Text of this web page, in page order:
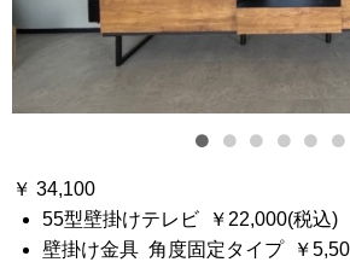
￥ 34,100
55型壁掛けテレビ ￥22,000(税込)
壁掛け金具 角度固定タイプ ￥